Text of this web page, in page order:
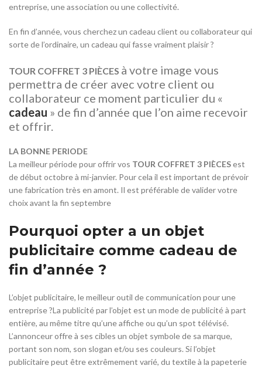
entreprise, une association ou une collectivité.
En fin d’année, vous cherchez un cadeau client ou collaborateur qui
sorte de l’ordinaire, un cadeau qui fasse vraiment plaisir ?
TOUR COFFRET 3 PIÈCES à votre image vous
permettra de créer avec votre client ou
collaborateur ce moment particulier du «
cadeau » de fin d’année que l’on aime recevoir
et offrir.
LA BONNE PERIODE
La meilleur période pour offrir vos TOUR COFFRET 3 PIÈCESest
de début octobre à mi-janvier. Pour cela il est important de prévoir
une fabrication très en amont. Il est préférable de valider votre
choix avant la fin septembre
Pourquoi opter a un objet
publicitaire comme cadeau de
fin d’année ?
L’objet publicitaire, le meilleur outil de communication pour une
entreprise ?La publicité par l’objet est un mode de publicité à part
entière, au même titre qu’une affiche ou qu’un spot télévisé.
L’annonceur offre à ses cibles un objet symbole de sa marque,
portant son nom, son slogan et/ou ses couleurs. Si l’objet
publicitaire peut être extrêmement varié, du textile à la papeterie